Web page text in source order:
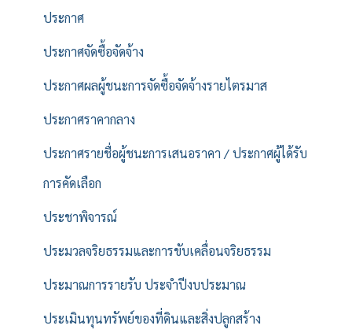
ประกาศ
ประกาศจัดซื้อจัดจ้าง
ประกาศผลผู้ชนะการจัดซื้อจัดจ้างรายไตรมาส
ประกาศราคากลาง
ประกาศรายชื่อผู้ชนะการเสนอราคา / ประกาศผู้ได้รับ
การคัดเลือก
ประชาพิจารณ์
ประมวลจริยธรรมและการขับเคลื่อนจริยธรรม
ประมาณการรายรับ ประจำปีงบประมาณ
ประเมินทุนทรัพย์ของที่ดินและสิ่งปลูกสร้าง